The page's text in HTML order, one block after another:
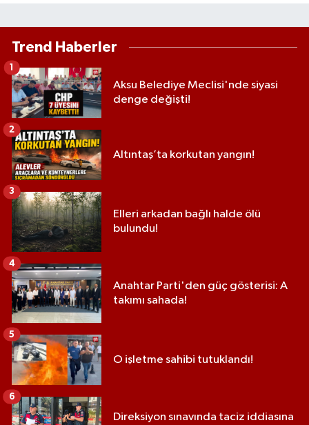
Trend Haberler
Aksu Belediye Meclisi'nde siyasi
denge değişti!
1
Altıntaş’ta korkutan yangın!
2
Elleri arkadan bağlı halde ölü
bulundu!
3
Anahtar Parti'den güç gösterisi: A
takımı sahada!
4
O işletme sahibi tutuklandı!
5
Direksiyon sınavında taciz iddiasına
6